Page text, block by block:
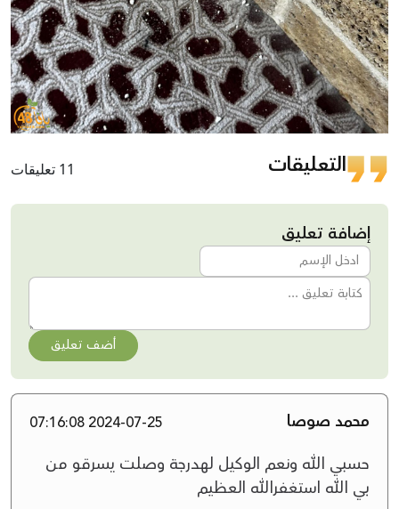
التعليقات 11 تعليقات
إضافة تعليق
أضف تعليق
محمد صوصا 2024-07-25 07:16:08
حسبي الله ونعم الوكيل لهدرجة وصلت يسرقو من
بي الله استغفرالله العظيم